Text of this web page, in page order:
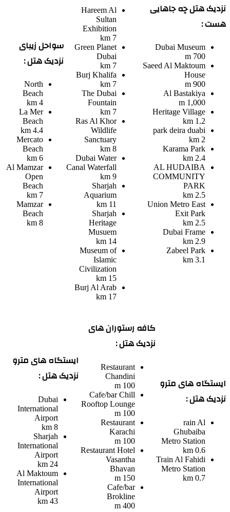
نزدیک هتل چه جاهایی
هست :
Dubai Museum
700 m
Saeed Al Maktoum
House
900 m
Al Bastakiya
1,000 m
Heritage Village
1.2 km
park deira duabi
2 km
Karama Park
2.4 km
AL HUDAIBA
COMMUNITY
PARK
2.5 km
Union Metro East
Exit Park
2.5 km
Dubai Frame
2.9 km
Zabeel Park
3.1 km
Hareem Al
Sultan
Exhibition
7 km
Green Planet
Dubai
7 km
Burj Khalifa
7 km
The Dubai
Fountain
7 km
Ras Al Khor
Wildlife
Sanctuary
8 km
Dubai Water
Canal Waterfall
9 km
Sharjah
Aquarium
11 km
Sharjah
Heritage
Musuem
14 km
Museum of
Islamic
Civilization
15 km
Burj Al Arab
17 km
سواحل زیبای
نزدیک هتل :
North
Beach
4 km
La Mer
Beach
4.4 km
Mercato
Beach
6 km
Al Mamzar
Open
Beach
7 km
Mamzar
Beach
8 km
ایستگاه های مترو
نزدیک هتل :
rain Al
Ghubaiba
Metro Station
0.6 km
Train Al Fahidi
Metro Station
0.7 km
کافه رستوران های
نزدیک هتل :
Restaurant
Chandini
100 m
Cafe/barChill
Rooftop Lounge
100 m
Restaurant
Karachi
100 m
Restaurant Hotel
Vasantha
Bhavan
150 m
Cafe/bar
Brokline
400 m
ایستگاه های مترو
نزدیک هتل :
Dubai
International
Airport
8 km
Sharjah
International
Airport
24 km
Al Maktoum
International
Airport
43 km